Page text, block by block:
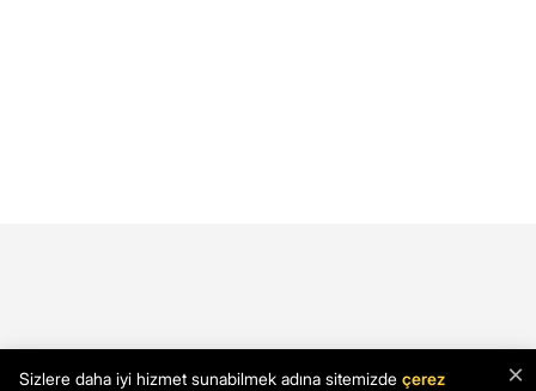
×
Sizlere daha iyi hizmet sunabilmek adına sitemizde çerez